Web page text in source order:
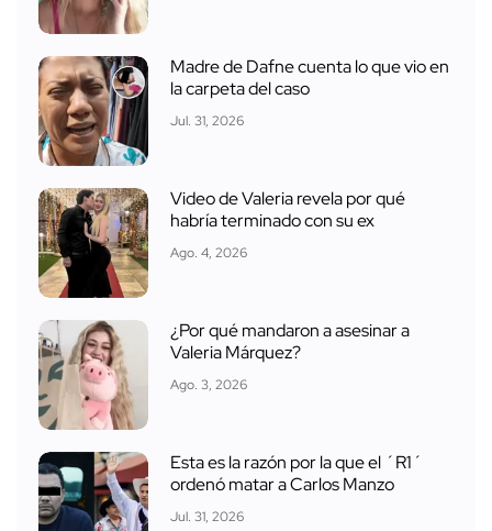
Madre de Dafne cuenta lo que vio en
la carpeta del caso
Jul. 31, 2026
Video de Valeria revela por qué
habría terminado con su ex
Ago. 4, 2026
¿Por qué mandaron a asesinar a
Valeria Márquez?
Ago. 3, 2026
Esta es la razón por la que el ´R1´
ordenó matar a Carlos Manzo
Jul. 31, 2026